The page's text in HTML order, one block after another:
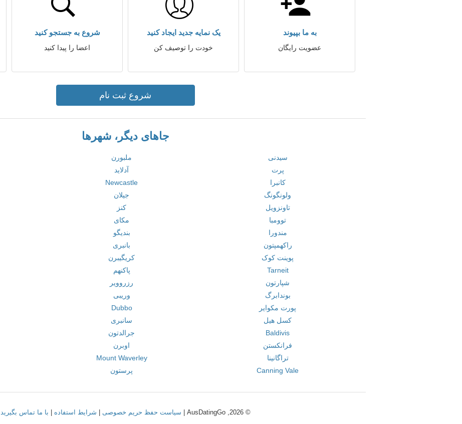
به ما بپیوند
عضویت رایگان
یک نمایه جدید ایجاد کنید
خودت را توصیف کن
شروع به جستجو کنید
اعضا را پیدا کنید
شروع ثبت نام
جاهای دیگر، شهرها
سیدنی ملبورن
پرت
آدلاید
کانبرا
Newcastle
ولونگونگ
جیلان
تاونزویل
کنز
توومبا
مکای
مندورا
بندیگو
راکهمپتون
بانبری
پوینت کوک
کریگیبرن
Tarneit
پاکنهم
شپارتون
رزروویر
بوندابرگ
وریبی
پورت مکوایر
Dubbo
کسل هیل
سانبری
Baldivis
جرالدتون
فرانکستن
اوبرن
تراگانینا
Mount Waverley
Canning Vale
پرستون
© 2026, AusDatingGo | سیاست حفظ حریم خصوصی شرایط استفاده با ما تماس بگیرید